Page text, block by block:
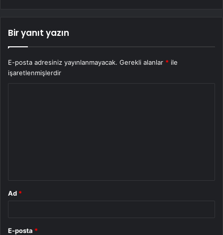
Bir yanıt yazın
E-posta adresiniz yayınlanmayacak. Gerekli alanlar * ile
işaretlenmişlerdir
Ad *
E-posta *